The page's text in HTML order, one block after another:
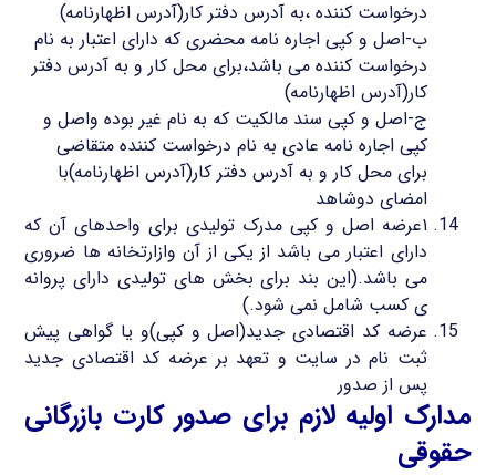
درخواست کننده ،به آدرس دفتر کار(آدرس اظهارنامه)
ب-اصل و کپی اجاره نامه محضری که دارای اعتبار به نام
درخواست کننده می باشد،برای محل کار و به آدرس دفتر
کار(آدرس اظهارنامه)
ج-اصل و کپی سند مالکیت که به نام غیر بوده واصل و
کپی اجاره نامه عادی به نام درخواست کننده متقاضی
برای محل کار و به آدرس دفتر کار(آدرس اظهارنامه)با
امضای دوشاهد
۱عرضه اصل و کپی مدرک تولیدی برای واحدهای آن که
دارای اعتبار می باشد از یکی از آن وازارتخانه ها ضروری
می باشد.(این بند برای بخش های تولیدی دارای پروانه
ی کسب شامل نمی شود.)
عرضه کد اقتصادی جدید(اصل و کپی)و یا گواهی پیش
ثبت نام در سایت و تعهد بر عرضه کد اقتصادی جدید
پس از صدور
مدارک اولیه لازم برای صدور کارت بازرگانی
حقوقی